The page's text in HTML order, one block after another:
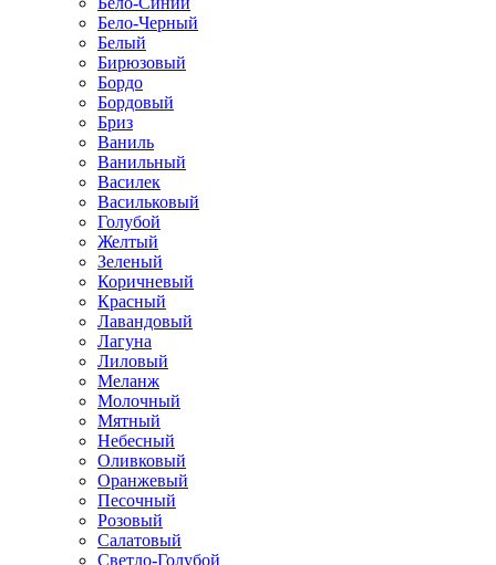
Бело-Черный
Белый
Бирюзовый
Бордо
Бордовый
Бриз
Ваниль
Ванильный
Василек
Васильковый
Голубой
Желтый
Зеленый
Коричневый
Красный
Лавандовый
Лагуна
Лиловый
Меланж
Молочный
Мятный
Небесный
Оливковый
Оранжевый
Песочный
Розовый
Салатовый
Светло-Голубой